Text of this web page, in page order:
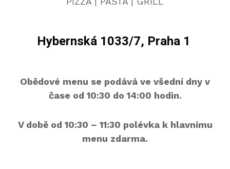
Hybernská 1033/7, Praha 1
Obědové menu se podává ve všední dny v
čase od 10:30 do 14:00 hodin.
V době od 10:30 – 11:30 polévka k hlavnímu
menu zdarma.